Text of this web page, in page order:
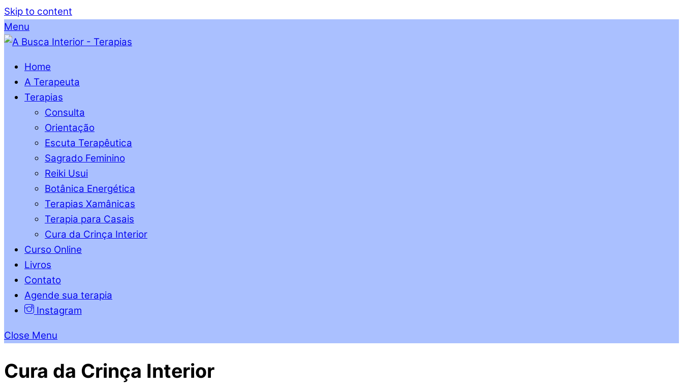
Skip to content
Menu
Home
A Terapeuta
Terapias
Consulta
Orientação
Escuta Terapêutica
Sagrado Feminino
Reiki Usui
Botânica Energética
Terapias Xamânicas
Terapia para Casais
Cura da Crinça Interior
Curso Online
Livros
Contato
Agende sua terapia
Instagram
Close Menu
Cura da Crinça Interior